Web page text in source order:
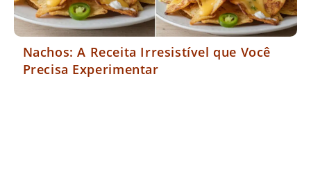
Nachos: A Receita Irresistível que Você
Precisa Experimentar